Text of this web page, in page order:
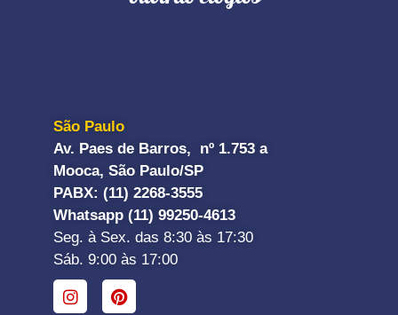
São Paulo
Av. Paes de Barros, nº 1.753 a
Mooca, São Paulo/SP
PABX: (11) 2268-3555
Whatsapp (11) 99250-4613
Seg. à Sex. das 8:30 às 17:30
Sáb. 9:00 às 17:00